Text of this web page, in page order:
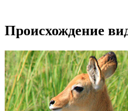
Происхождение